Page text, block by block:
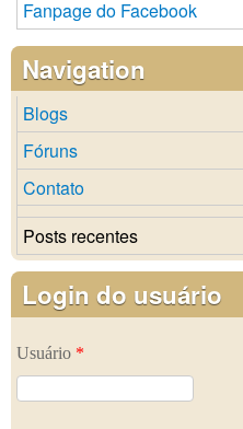
Fanpage do Facebook
Navigation
Blogs
Fóruns
Contato
Posts recentes
Login do usuário
Usuário *